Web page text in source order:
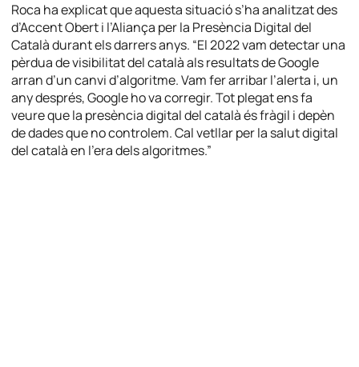
Roca ha explicat que aquesta situació s’ha analitzat des
d’Accent Obert i l’Aliança per la Presència Digital del
Català durant els darrers anys. “El 2022 vam detectar una
pèrdua de visibilitat del català als resultats de Google
arran d’un canvi d’algoritme. Vam fer arribar l’alerta i, un
any després, Google ho va corregir. Tot plegat ens fa
veure que la presència digital del català és fràgil i depèn
de dades que no controlem. Cal vetllar per la salut digital
del català en l’era dels algoritmes.”